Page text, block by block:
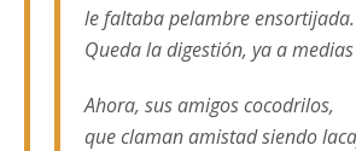
le faltaba pelambre ensortijada.
Queda la digestión, ya a
Ahora, sus amigos cocodrilos,
que claman amistad siendo